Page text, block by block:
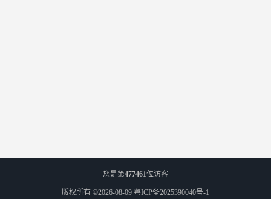
您是第477461位访客
版权所有 ©2026-08-09 粤ICP备2025390040号-1